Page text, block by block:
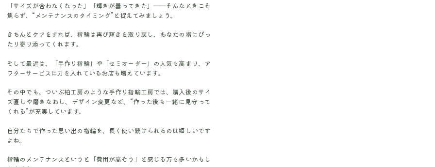
「サイズが合わなくなった」「輝きが曇ってきた」――そんなときこそ
焦らず、“メンテナンスのタイミング”と捉えてみましょう。
きちんとケアをすれば、指輪は再び輝きを取り戻し、あなたの指にぴっ
たり寄り添ってくれます。
そして最近は、「手作り指輪」や「セミオーダー」の人気も高まり、ア
フターサービスに力を入れているお店も増えています。
その中でも、ついぶ柏工房のような手作り指輪工房では、購入後のサイ
ズ直しや磨きなおし、デザイン変更など、“作った後も一緒に見守って
くれる”が充実しています。
自分たちで作った思い出の指輪を、長く使い続けられるのは嬉しいです
よね。
指輪のメンテナンスというと「費用が高そう」と感じる方も多いかもし